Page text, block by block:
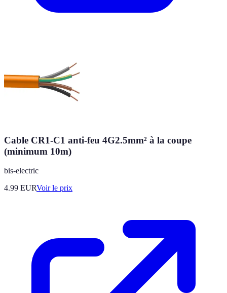
Cable CR1-C1 anti-feu 4G2.5mm² à la coupe
(minimum 10m)
bis-electric
4.99 EURVoir le prix